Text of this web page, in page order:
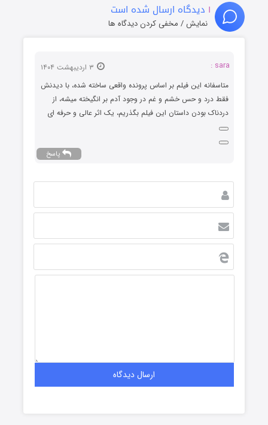
۱ دیدگاه ارسال شده است
نمایش / مخفی کردن دیدگاه ها
sara :
متاسفانه این فیلم بر اساس پرونده واقعی ساخته شده، با دیدنش
فقط درد و حس خشم و غم در وجود آدم بر انگیخته میشه، از
دردناک بودن داستان این فیلم بگذریم، یک اثر عالی و حرفه ای
پاسخ